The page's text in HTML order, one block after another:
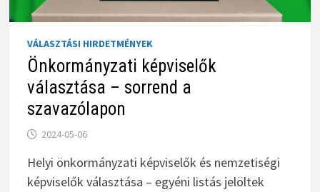
VÁLASZTÁSI HIRDETMÉNYEK
Önkormányzati képviselők
választása – sorrend a
szavazólapon
2024-05-06
Helyi önkormányzati képviselők és nemzetiségi
képviselők választása – egyéni listás jelöltek